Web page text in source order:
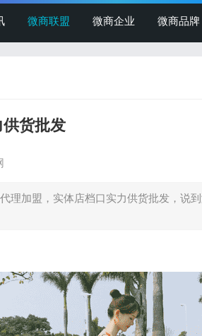
微商联盟 微商企业 微商品牌
货批发
理加盟，实体店档口实力供货批发，说